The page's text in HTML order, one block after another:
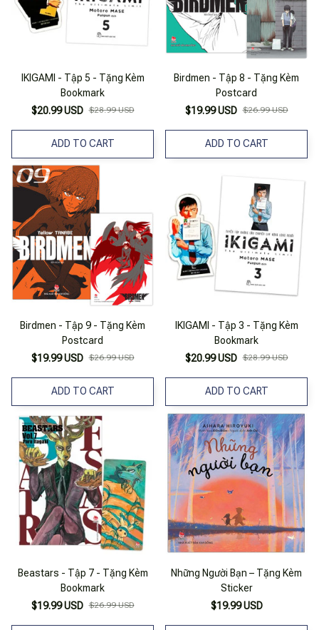
IKIGAMI - Tập 5 - Tặng Kèm
Bookmark
$20.99 USD $28.99 USD
ADD TO CART
Birdmen - Tập 8 - Tặng Kèm
Postcard
$19.99 USD $26.99 USD
ADD TO CART
Birdmen - Tập 9 - Tặng Kèm
Postcard
$19.99 USD $26.99 USD
ADD TO CART
IKIGAMI - Tập 3 - Tặng Kèm
Bookmark
$20.99 USD $28.99 USD
ADD TO CART
Beastars - Tập 7 - Tặng Kèm
Bookmark
$19.99 USD $26.99 USD
Những Người Bạn – Tặng Kèm
Sticker
$19.99 USD